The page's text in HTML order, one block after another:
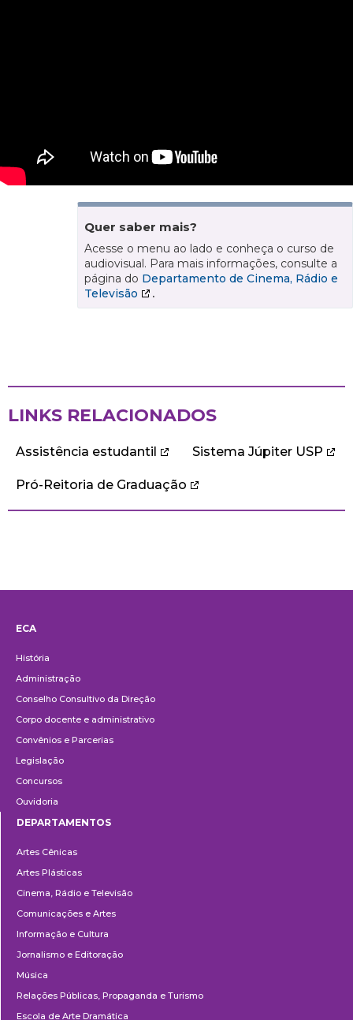
Quer saber mais?
Acesse o menu ao lado e conheça o curso de
audiovisual. Para mais informações, consulte a
página do Departamento de Cinema, Rádio e
Televisão
.
LINKS RELACIONADOS
Assistência estudantil Sistema Júpiter USP
Pró-Reitoria de Graduação
ECA
História
Administração
Conselho Consultivo da Direção
Corpo docente e administrativo
Convênios e Parcerias
Legislação
Concursos
Ouvidoria
DEPARTAMENTOS
Artes Cênicas
Artes Plásticas
Cinema, Rádio e Televisão
Comunicações e Artes
Informação e Cultura
Jornalismo e Editoração
Música
Relações Públicas, Propaganda e Turismo
Escola de Arte Dramática